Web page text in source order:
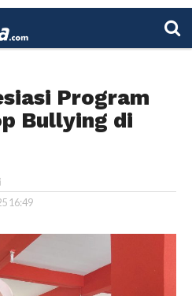
Program
Bullying di
16:49